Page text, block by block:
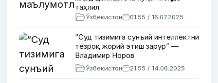
таҳлил
Ўзбекистон 01:55 / 16.07.2025
“Суд тизимига сунъий интеллектни
тезроқ жорий этиш зарур” —
Владимир Норов
Ўзбекистон 21:55 / 14.06.2025